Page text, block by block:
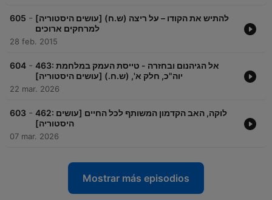
605 - [עושים היסטוריה] (ש.ח) להתיש את הקודו – על ריצה
למרחקים ארוכים
28 feb. 2015
604 - 463: אל הגיהנום ובחזרה - טייסת העמק במלחמת
יוה"כ, חלק א', (ש.ח.) [עושים היסטוריה]
22 mar. 2026
603 - 462: לוקה, האב הקדמון המשותף לכל החיים [עושים
היסטוריה]
07 mar. 2026
Mostrar más episodios